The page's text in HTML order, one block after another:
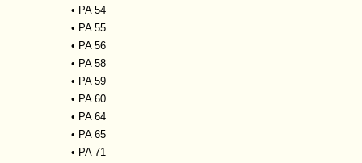
• PA 54
• PA 55
• PA 56
• PA 58
• PA 59
• PA 60
• PA 64
• PA 65
• PA 71